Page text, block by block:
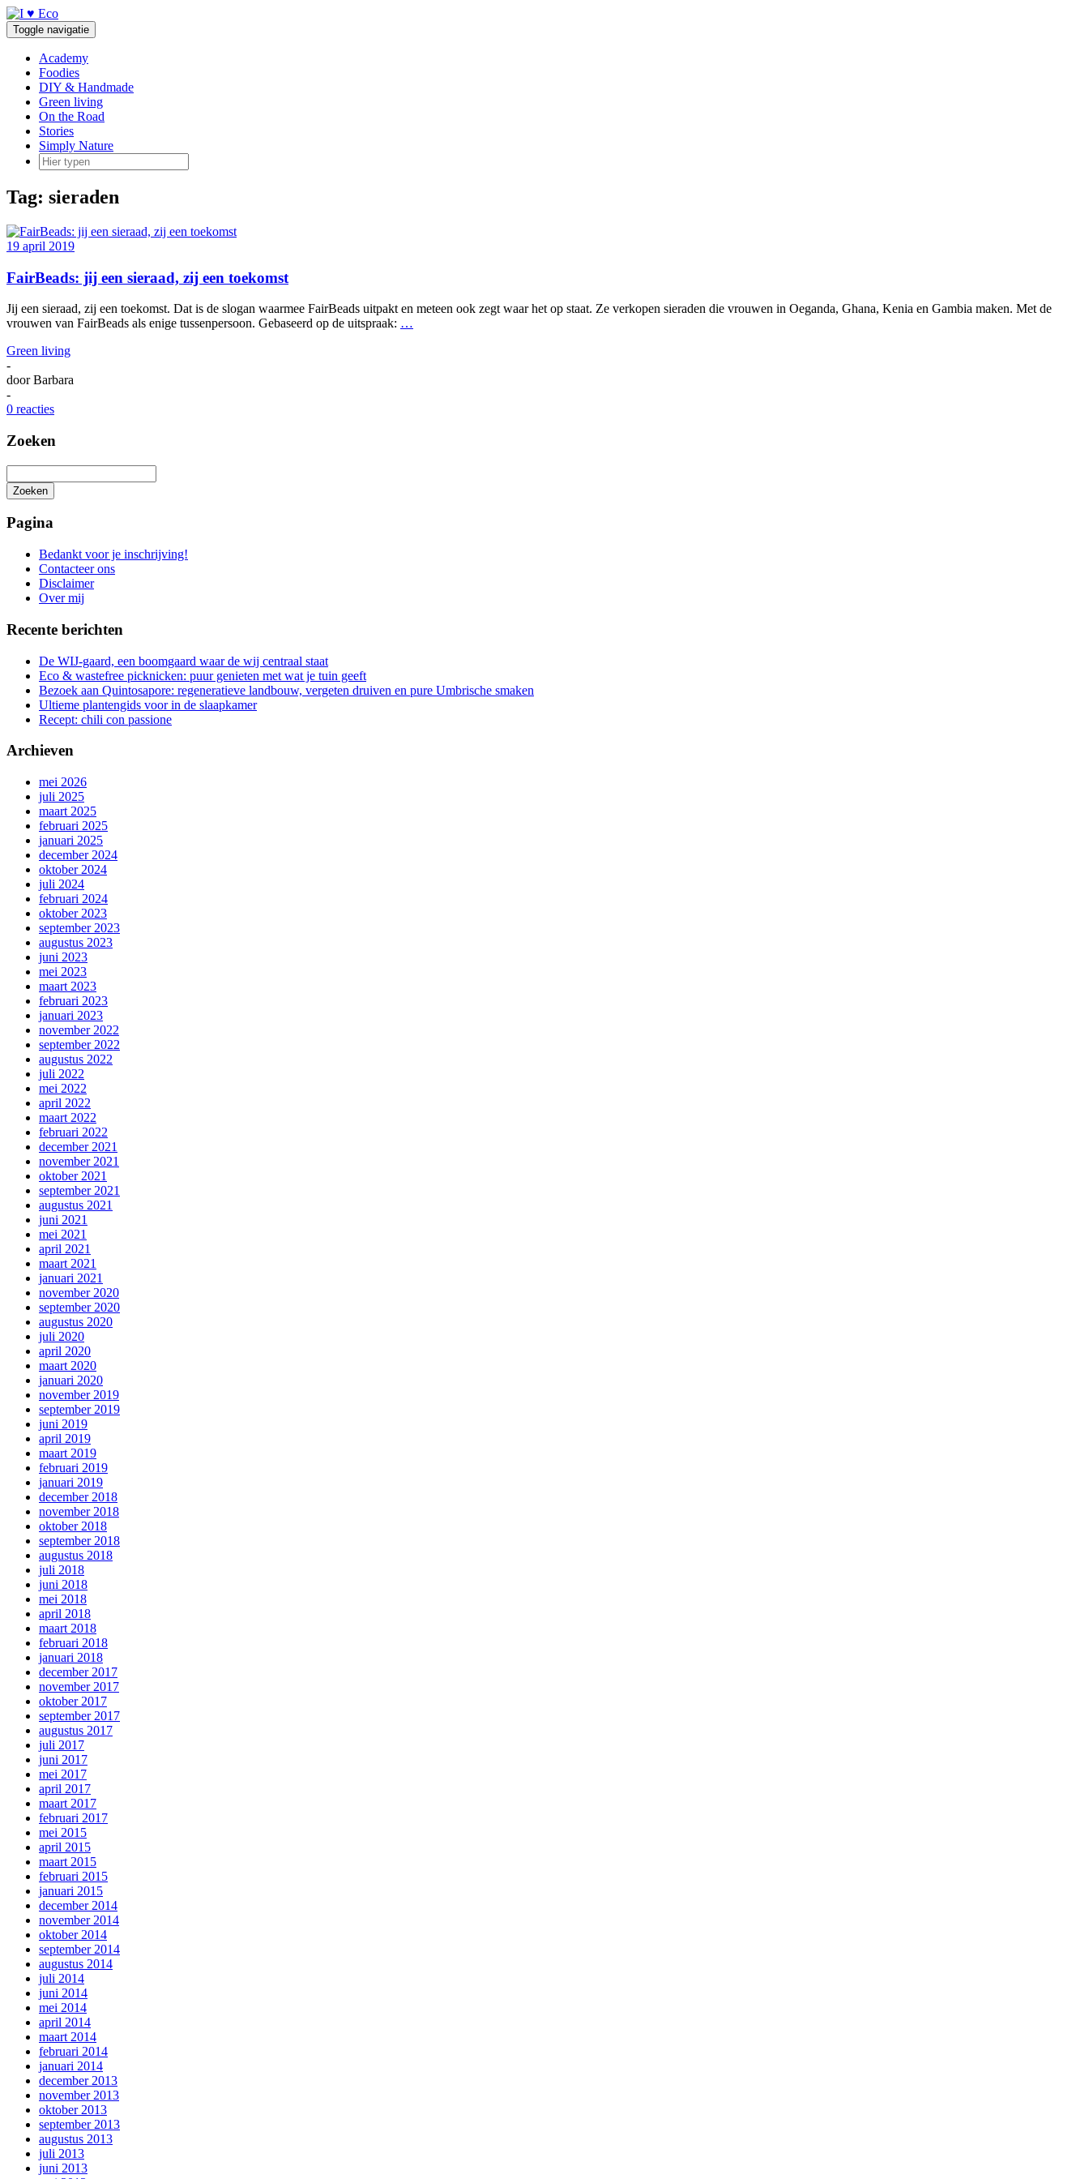
Doorgaan
naar
inhoud
Toggle navigatie
Academy
Foodies
DIY & Handmade
Green living
On the Road
Stories
Simply Nature
Tag: sieraden
19 april 2019
FairBeads: jij een sieraad, zij een toekomst
Jij een sieraad, zij een toekomst. Dat is de slogan waarmee FairBeads uitpakt en meteen ook zegt waar het op staat. Ze verkopen sieraden die vrouwen in Oeganda, Ghana, Kenia en Gambia maken. Met de
vrouwen van FairBeads als enige tussenpersoon. Gebaseerd op de uitspraak: …
Green living
-
doorBarbara
-
0 reacties
Zoeken
Zoeken
zoeken
Pagina
Bedankt voor je inschrijving!
Contacteer ons
Disclaimer
Over mij
Recente berichten
De WIJ-gaard, een boomgaard waar de wij centraal staat
Eco & wastefree picknicken: puur genieten met wat je tuin geeft
Bezoek aan Quintosapore: regeneratieve landbouw, vergeten druiven en pure Umbrische smaken
Ultieme plantengids voor in de slaapkamer
Recept: chili con passione
Archieven
mei 2026
juli 2025
maart 2025
februari 2025
januari 2025
december 2024
oktober 2024
juli 2024
februari 2024
oktober 2023
september 2023
augustus 2023
juni 2023
mei 2023
maart 2023
februari 2023
januari 2023
november 2022
september 2022
augustus 2022
juli 2022
mei 2022
april 2022
maart 2022
februari 2022
december 2021
november 2021
oktober 2021
september 2021
augustus 2021
juni 2021
mei 2021
april 2021
maart 2021
januari 2021
november 2020
september 2020
augustus 2020
juli 2020
april 2020
maart 2020
januari 2020
november 2019
september 2019
juni 2019
april 2019
maart 2019
februari 2019
januari 2019
december 2018
november 2018
oktober 2018
september 2018
augustus 2018
juli 2018
juni 2018
mei 2018
april 2018
maart 2018
februari 2018
januari 2018
december 2017
november 2017
oktober 2017
september 2017
augustus 2017
juli 2017
juni 2017
mei 2017
april 2017
maart 2017
februari 2017
mei 2015
april 2015
maart 2015
februari 2015
januari 2015
december 2014
november 2014
oktober 2014
september 2014
augustus 2014
juli 2014
juni 2014
mei 2014
april 2014
maart 2014
februari 2014
januari 2014
december 2013
november 2013
oktober 2013
september 2013
augustus 2013
juli 2013
juni 2013